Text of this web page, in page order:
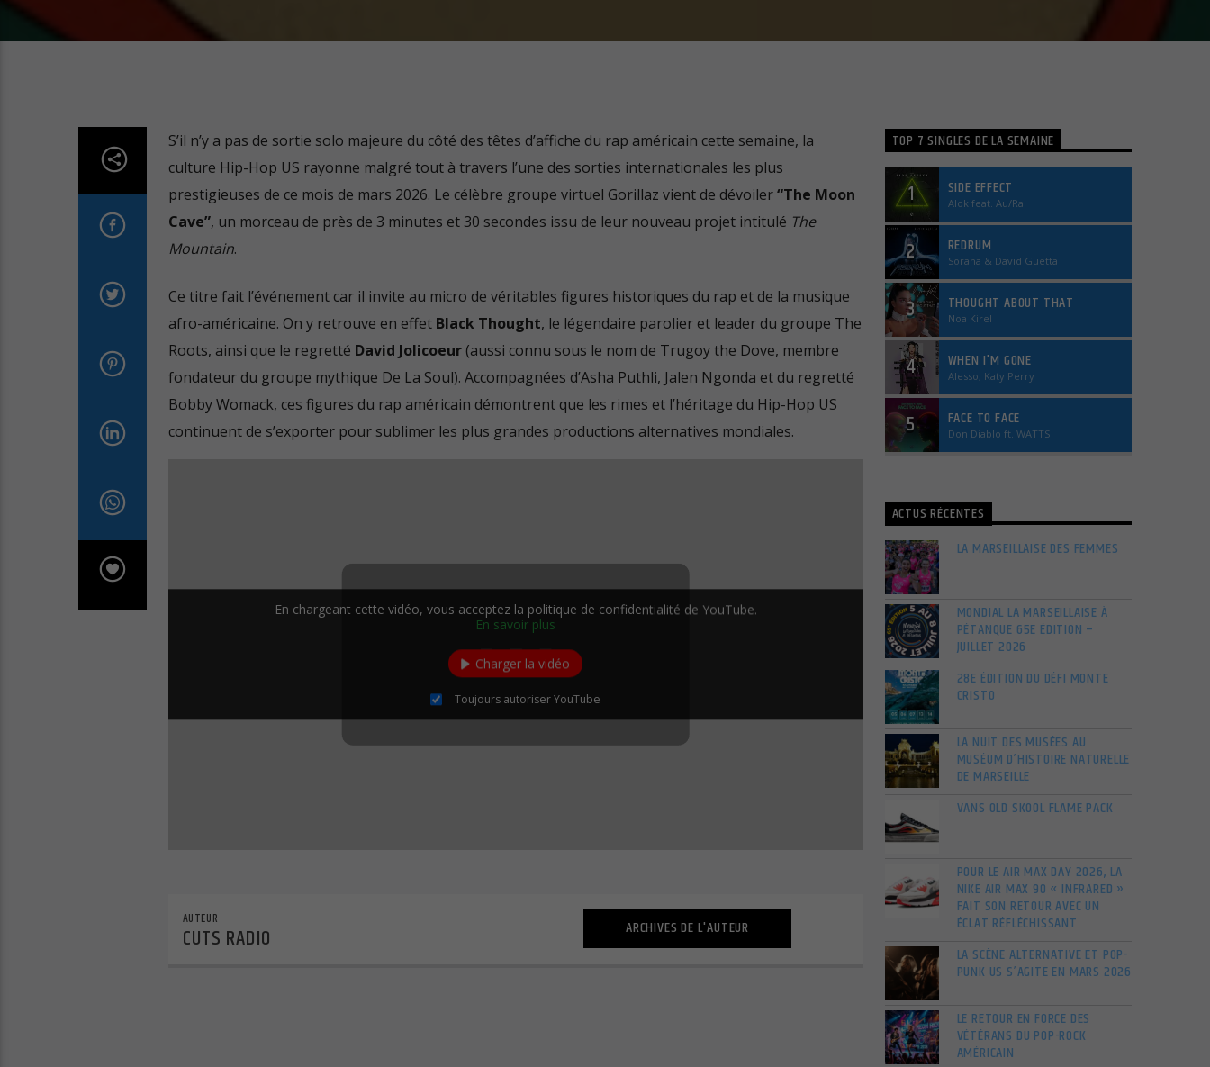
S’il n’y a pas de sortie solo majeure du côté des têtes d’affiche du rap américain cette semaine, la
culture Hip-Hop US rayonne malgré tout à travers l’une des sorties internationales les plus
prestigieuses de ce mois de mars 2026. Le célèbre groupe virtuel Gorillaz vient de dévoiler“The Moon
Cave”, un morceau de près de 3 minutes et 30 secondes issu de leur nouveau projet intitulé The
Mountain.
Ce titre fait l’événement car il invite au micro de véritables figures historiques du rap et de la musique
afro-américaine. On y retrouve en effet Black Thought, le légendaire parolier et leader du groupe The
Roots, ainsi que le regretté David Jolicoeur(aussi connu sous le nom de Trugoy the Dove, membre
fondateur du groupe mythique De La Soul). Accompagnées d’Asha Puthli, Jalen Ngonda et du regretté
Bobby Womack, ces figures du rap américain démontrent que les rimes et l’héritage du Hip-Hop US
continuent de s’exporter pour sublimer les plus grandes productions alternatives mondiales.
En chargeant cette vidéo, vous acceptez la politique de confidentialité de YouTube.
En savoir plus
Charger la vidéo
Toujours autoriser YouTube
AUTEUR
CUTS RADIO ARCHIVES DE L'AUTEUR
TOP 7 SINGLES DE LA SEMAINE
1 SIDE EFFECT
Alok feat. Au/Ra
2 REDRUM
Sorana & David Guetta
3 THOUGHT ABOUT THAT
Noa Kirel
4 WHEN I'M GONE
Alesso, Katy Perry
5 FACE TO FACE
Don Diablo ft. WATTS
ACTUS RÉCENTES
LA MARSEILLAISE DES FEMMES
MONDIAL LA MARSEILLAISE À
PÉTANQUE 65E ÉDITION –
JUILLET 2026
28E ÉDITION DU DÉFI MONTE
CRISTO
LA NUIT DES MUSÉES AU
MUSÉUM D’HISTOIRE NATURELLE
DE MARSEILLE
VANS OLD SKOOL FLAME PACK
POUR LE AIR MAX DAY 2026, LA
NIKE AIR MAX 90 « INFRARED »
FAIT SON RETOUR AVEC UN
ÉCLAT RÉFLÉCHISSANT
LA SCÈNE ALTERNATIVE ET POP-
PUNK US S’AGITE EN MARS 2026
LE RETOUR EN FORCE DES
VÉTÉRANS DU POP-ROCK
AMÉRICAIN
nécessaires au bon fonctionnement du site Web.